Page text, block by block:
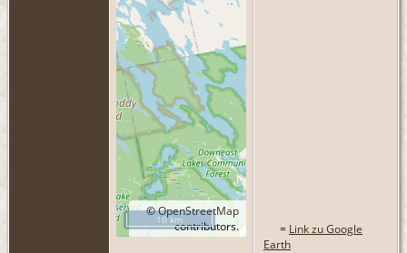
©OpenStreetMap
contributors.
10 km
= Link zu Google
Earth